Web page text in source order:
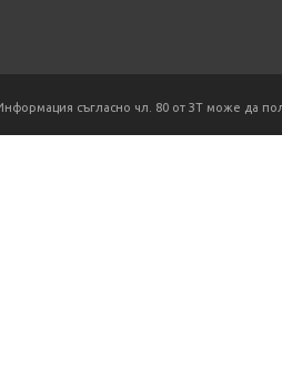
съгласно чл. 80 от ЗТ може да